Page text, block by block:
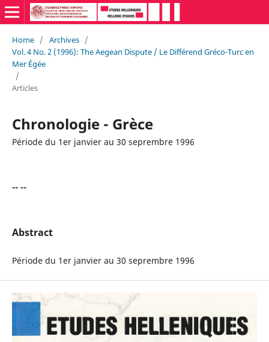
Home / Archives /
Vol. 4 No. 2 (1996): The Aegean Dispute / Le Différend Gréco-Turc en
Mer Égée
/
Articles
Chronologie - Grèce
Période du 1er janvier au 30 seprembre 1996
-- --
Abstract
Période du 1er janvier au 30 seprembre 1996